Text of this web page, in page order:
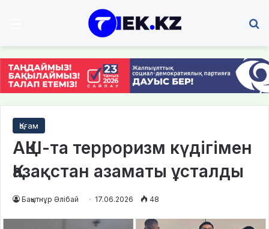
Қоғам
АҚШ-та терроризм күдігімен
Қазақстан азаматы ұсталды
Бақытнұр Әлібай 17.06.2026 48